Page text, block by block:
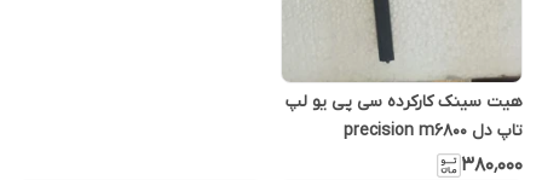
هیت سینک کارکرده سی پی یو لپ
تاپ دل precision m6800
۳۸۰٬۰۰۰